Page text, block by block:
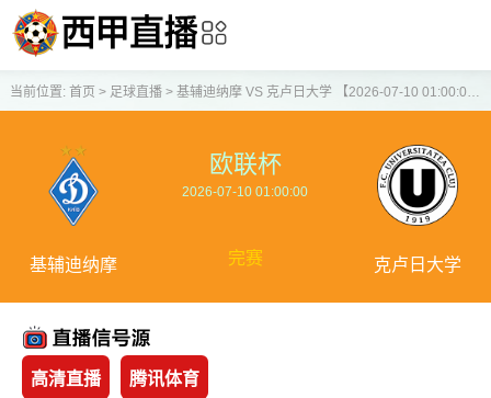
当前位置: 首页 > 足球直播> 基辅迪纳摩 VS 克卢日大学 【2026-07-10 01:00:00】
基辅迪纳摩
欧联杯
2026-07-10 01:00:00
完赛 克卢日大学
高清直播 腾讯体育